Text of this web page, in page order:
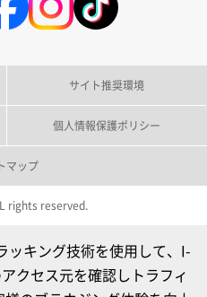
ッキング技術を使用して、I-
クセス元を確認しトラフィ
サイト推奨環境
個人情報保護ポリシー
マップ
rights reserved.